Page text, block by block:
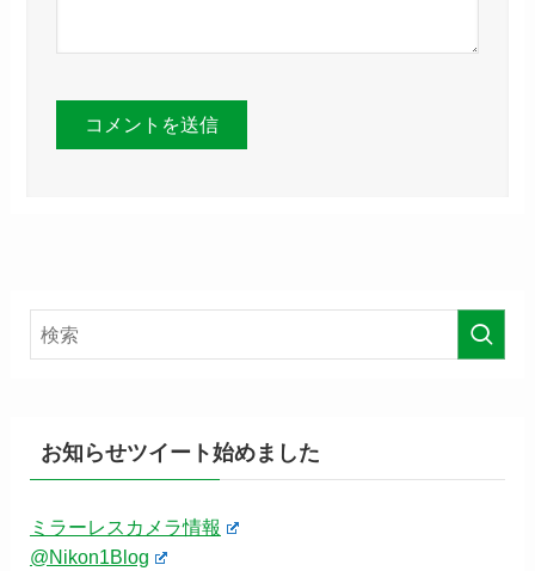
お知らせツイート始めました
ミラーレスカメラ情報
@Nikon1Blog